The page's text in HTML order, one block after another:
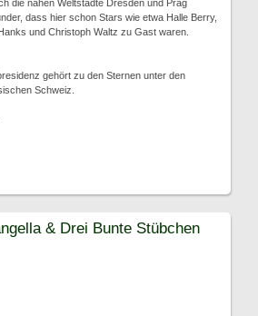
die nahen Weltstädte Dresden und Prag
dass hier schon Stars wie etwa Halle Berry,
und Christoph Waltz zu Gast waren.
gehört zu den Sternen unter den
Schweiz.
& Drei Bunte Stübchen